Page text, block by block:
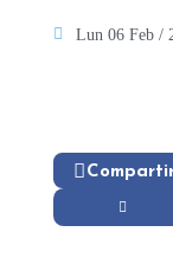
Lun 06 Feb /